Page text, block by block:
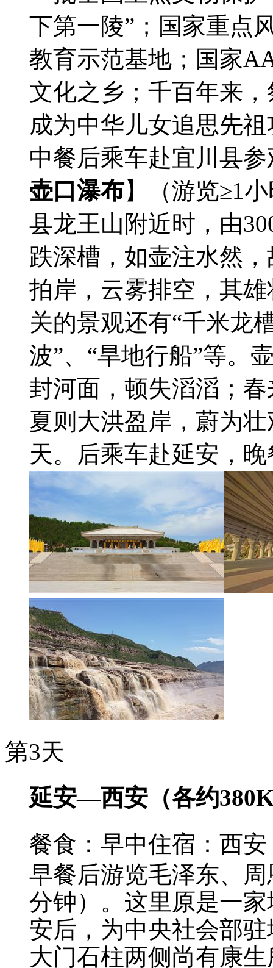
下第一陵”；国家重点
教育示范基地；国家
文化之乡；千百年来
成为中华儿女追思先
中餐后乘车赴宜川县
壶口瀑布】（游览≥1
县龙王山附近时，由
跌深槽，如壶注水然
拍岸，云雾排空，其
关的景观还有“千米龙
波”、“旱地行船”等。
封河面，顿失滔滔；
夏则大洪盈岸，蔚为
天。后乘车赴延安，
第3天
延安—西安（各约
餐食：早中住宿：西安
早餐后游览毛泽东、
分钟）。这里原是一
安后，为中央社会部
大门石柱两侧尚有康